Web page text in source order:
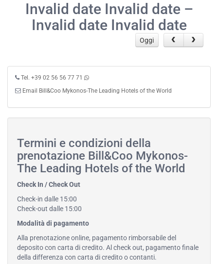
Invalid date Invalid date –
Invalid date Invalid date
Oggi
Tel. +39 02 56 56 77 71
Email Bill&Coo Mykonos-The Leading Hotels of the World
Termini e condizioni della
prenotazione Bill&Coo Mykonos-
The Leading Hotels of the World
Check In / Check Out
Check-in dalle 15:00
Check-out dalle 15:00
Modalità di pagamento
Alla prenotazione online, pagamento rimborsabile del
deposito con carta di credito. Al check out, pagamento finale
della differenza con carta di credito o contanti.